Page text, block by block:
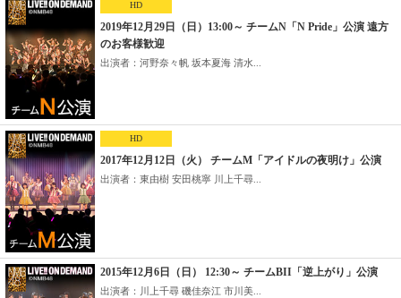
HD
2019年12月29日（日）13:00～ チームN「N Pride」公演 遠方
のお客様歓迎
出演者：河野奈々帆 坂本夏海 清水...
HD
2017年12月12日（火） チームM「アイドルの夜明け」公演
出演者：東由樹 安田桃寧 川上千尋...
2015年12月6日（日） 12:30～ チームBII「逆上がり」公演
出演者：川上千尋 磯佳奈江 市川美...